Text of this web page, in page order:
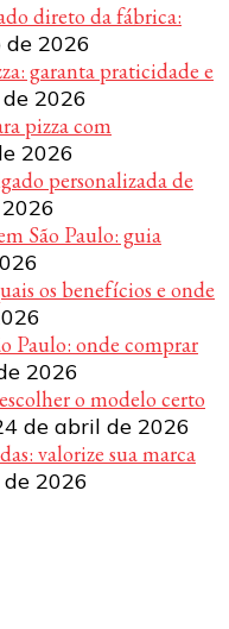
direto da fábrica:
de 2026
garanta praticidade e
2026
pizza com
2026
personalizada de
São Paulo: guia
os benefícios e onde
Paulo: onde comprar
2026
o modelo certo
de abril de 2026
valorize sua marca
2026